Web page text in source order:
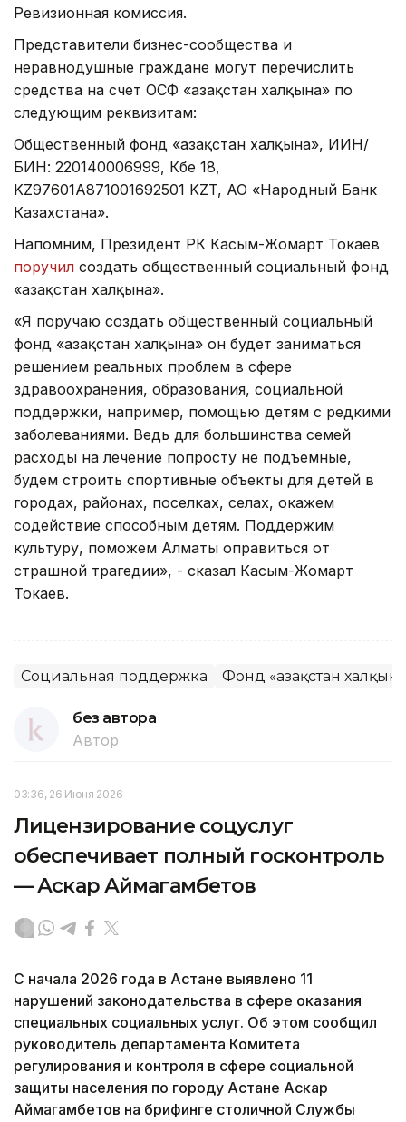
Ревизионная комиссия.
Представители бизнес-сообщества и
неравнодушные граждане могут перечислить
средства на счет ОСФ «Қазақстан халқына» по
следующим реквизитам:
Общественный фонд «Қазақстан халқына», ИИН/
БИН: 220140006999, Кбе 18,
KZ97601A871001692501 KZT, АО «Народный Банк
Казахстана».
Напомним, Президент РК Касым-Жомарт Токаев
поручил создать общественный социальный фонд
«Қазақстан халқына».
«Я поручаю создать общественный социальный
фонд «Қазақстан халқына» он будет заниматься
решением реальных проблем в сфере
здравоохранения, образования, социальной
поддержки, например, помощью детям с редкими
заболеваниями. Ведь для большинства семей
расходы на лечение попросту не подъемные,
будем строить спортивные объекты для детей в
городах, районах, поселках, селах, окажем
содействие способным детям. Поддержим
культуру, поможем Алматы оправиться от
страшной трагедии», - сказал Касым-Жомарт
Токаев.
Социальная поддержка Фонд «Қазақстан
без автора
Автор
03:36, 26 Июня 2026
Лицензирование соцуслуг
обеспечивает полный госконтроль
— Аскар Аймагамбетов
С начала 2026 года в Астане выявлено 11
нарушений законодательства в сфере оказания
специальных социальных услуг. Об этом сообщил
руководитель департамента Комитета
регулирования и контроля в сфере социальной
защиты населения по городу Астане Аскар
Аймагамбетов на брифинге столичной Службы